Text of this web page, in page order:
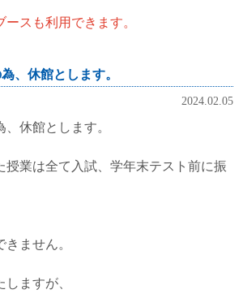
スも利用できます。
、休館とします。
2024.02.05
休館とします。
授業は全て入試、学年末テスト前に振
ません。
ますが、